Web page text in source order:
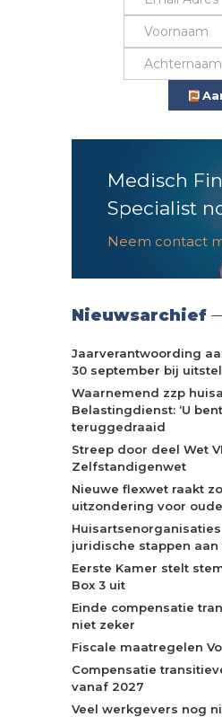
Medisch
Specialist
Neem contact
Nieuwsarchief
Jaarverantwoording
30 september bij uitstel
Waarnemend zzp
Belastingdienst: ‘U
teruggedraaid
Streep door deel Wet
Zelfstandigenwet
Nieuwe flexwet raakt
uitzondering voor
juridische stappen aan
Eerste Kamer stelt
Box 3 uit
Einde compensatie
niet zeker
Fiscale maatregelen
Compensatie
vanaf 2027
Veel werkgevers nog